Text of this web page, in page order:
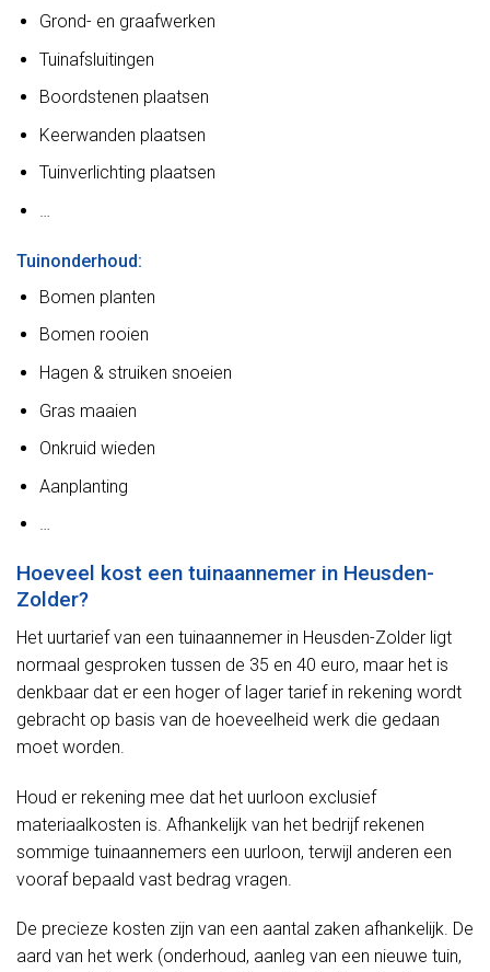
Grond- en graafwerken
Tuinafsluitingen
Boordstenen plaatsen
Keerwanden plaatsen
Tuinverlichting plaatsen
…
Tuinonderhoud:
Bomen planten
Bomen rooien
Hagen & struiken snoeien
Gras maaien
Onkruid wieden
Aanplanting
…
Hoeveel kost een tuinaannemer in Heusden-
Zolder?
Het uurtarief van een tuinaannemer in Heusden-Zolder ligt
normaal gesproken tussen de 35 en 40 euro, maar het is
denkbaar dat er een hoger of lager tarief in rekening wordt
gebracht op basis van de hoeveelheid werk die gedaan
moet worden.
Houd er rekening mee dat het uurloon exclusief
materiaalkosten is. Afhankelijk van het bedrijf rekenen
sommige tuinaannemers een uurloon, terwijl anderen een
vooraf bepaald vast bedrag vragen.
De precieze kosten zijn van een aantal zaken afhankelijk. De
aard van het werk (onderhoud, aanleg van een nieuwe tuin,